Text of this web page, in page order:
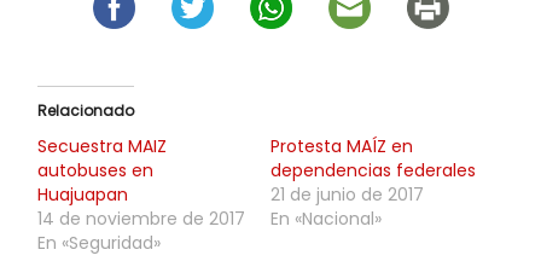
Relacionado
Secuestra MAIZ
autobuses en
Huajuapan
14 de noviembre de 2017
En «Seguridad»
Protesta MAÍZ en
dependencias federales
21 de junio de 2017
En «Nacional»